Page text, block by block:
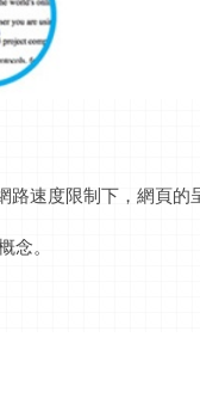
速度限制下，網頁的
念。